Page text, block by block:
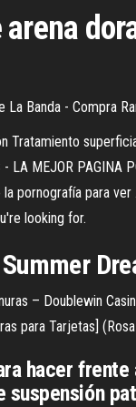
arena
Banda - Compra
Tratamiento
- LA MEJOR
pornografía para
looking for.
– Doublewin
para Tarjetas]
hacer
suspensión